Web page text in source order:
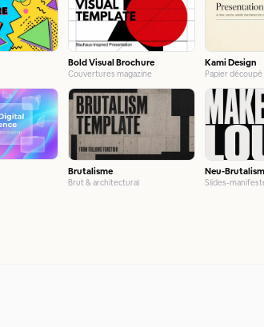
Bold Visual Brochure
Couvertures magazine
Kami Design
Papier
Brutalisme
Brut & architectural
Neu-
Slides-